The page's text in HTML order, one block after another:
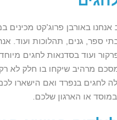
באורבן פרוג'קט מכינים
ספר, גנים, תהלוכות ועוד.
ועוד בסדנאות לחגים
מרהיב שיקחו בו חלק לא
לחגים בנפרד ואם הישארו
או הארגון שלכם.